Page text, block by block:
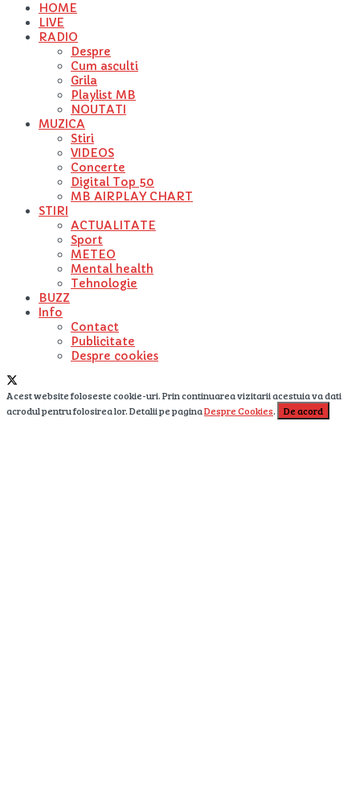
HOME
LIVE
RADIO
Despre
Cum asculti
Grila
Playlist MB
NOUTATI
MUZICA
Stiri
VIDEOS
Concerte
Digital Top 50
MB AIRPLAY CHART
STIRI
ACTUALITATE
Sport
METEO
Mental health
Tehnologie
BUZZ
Info
Contact
Publicitate
Despre cookies
Acest website foloseste cookie-uri. Prin continuarea vizitarii acestuia va dati
acrodul pentru folosirea lor. Detalii pe paginaDespre Cookies. De acord